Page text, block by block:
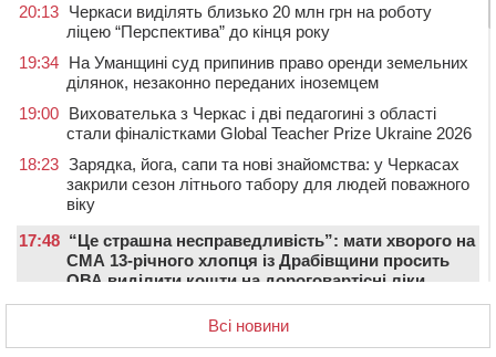
20:13 Черкаси виділять близько 20 млн грн на роботу
ліцею “Перспектива” до кінця року
19:34 На Уманщині суд припинив право оренди земельних
ділянок, незаконно переданих іноземцем
19:00 Вихователька з Черкас і дві педагогині з області
стали фіналістками Global Teacher Prize Ukraine 2026
18:23 Зарядка, йога, сапи та нові знайомства: у Черкасах
закрили сезон літнього табору для людей поважного
віку
17:48 “Це страшна несправедливість”: мати хворого на
СМА 13-річного хлопця із Драбівщини просить
ОВА виділити кошти на дороговартісні ліки
На Уманщині судитимуть колишню очільницю відділу
освіти через закупівлю електрики за завищеною
Всі новини